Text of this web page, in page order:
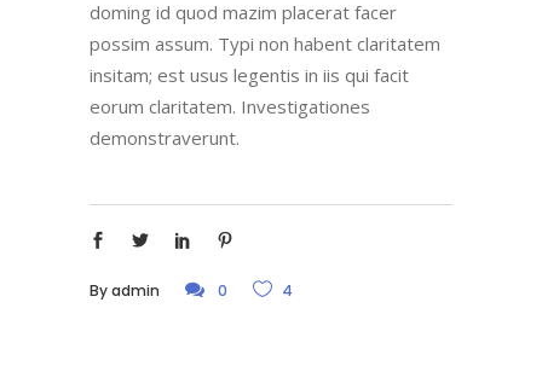
doming id quod mazim placerat facer
possim assum. Typi non habent claritatem
insitam; est usus legentis in iis qui facit
eorum claritatem. Investigationes
demonstraverunt.
Byadmin 0 4